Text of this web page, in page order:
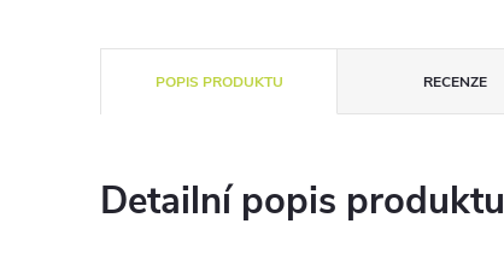
POPIS PRODUKTU RECENZE
Detailní popis produktu